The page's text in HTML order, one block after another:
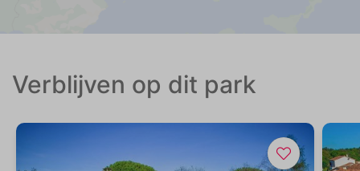
Verblijven op dit park